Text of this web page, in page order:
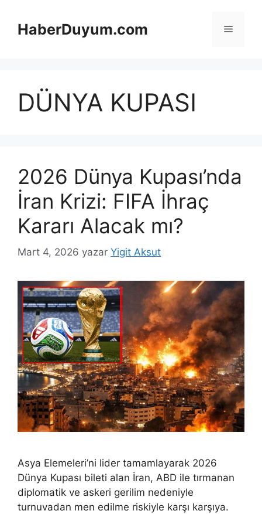
HaberDuyum.com Menü
DÜNYA KUPASI
2026 Dünya Kupası’nda
İran Krizi: FIFA İhraç
Kararı Alacak mı?
Mart 4, 2026 yazar Yigit Aksut
Asya Elemeleri’ni lider tamamlayarak 2026
Dünya Kupası bileti alan İran, ABD ile tırmanan
diplomatik ve askeri gerilim nedeniyle
turnuvadan men edilme riskiyle karşı karşıya.